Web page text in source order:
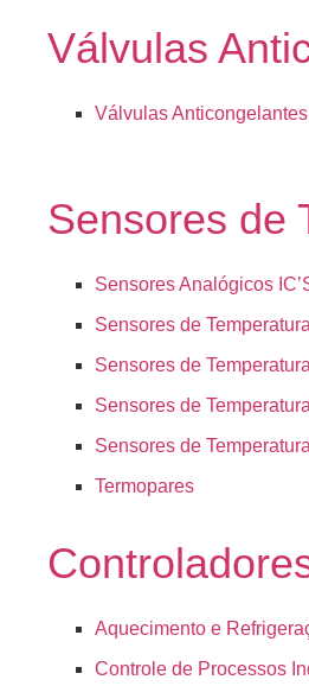
Válvulas
Válvulas Anticongelantes
Sensores de
Sensores Analógicos
Sensores de
Sensores de
Sensores de
Sensores de
Termopares
Aquecimento e
Controle de Processos